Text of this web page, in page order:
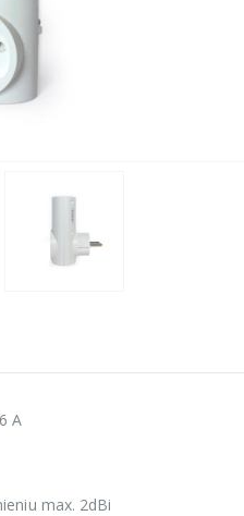
A
max. 2dBi